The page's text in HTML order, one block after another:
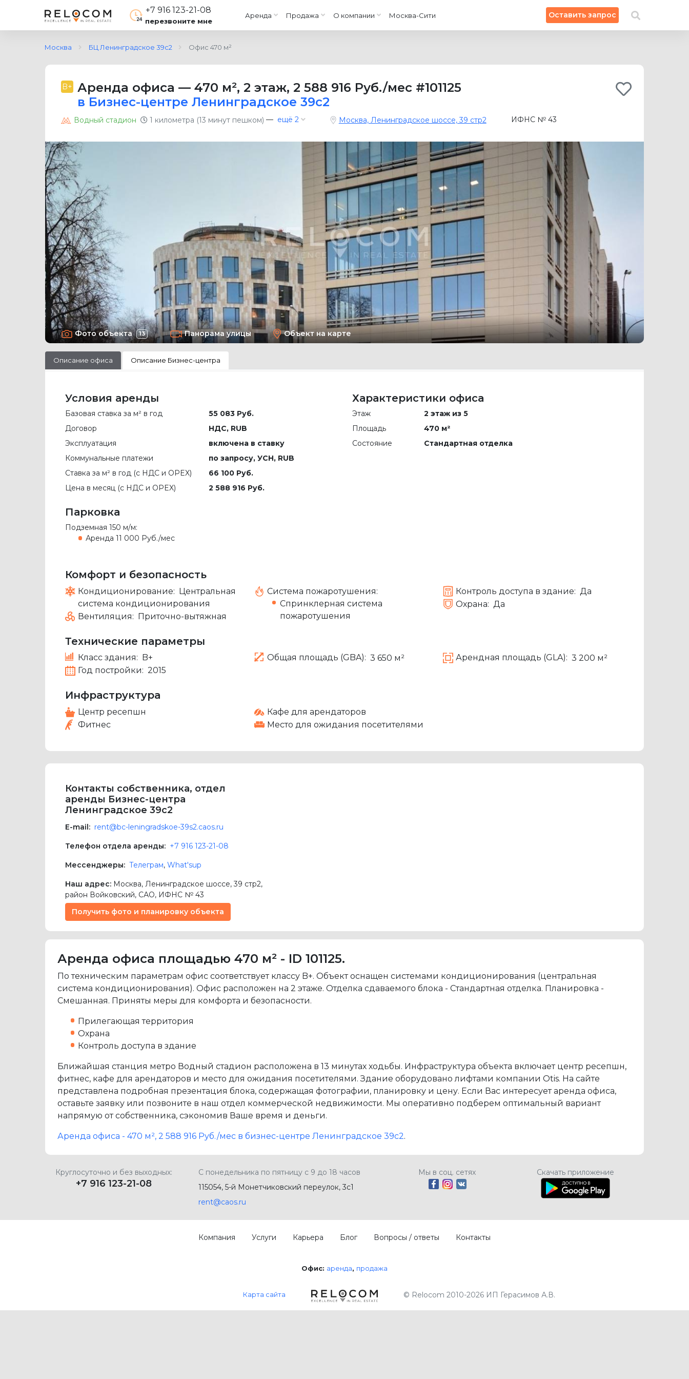
+7 916 123-21-08
перезвоните мне
Аренда Продажа О компании Москва-Сити Оставить запрос
× Искать на карте
Москва БЦ Ленинградское 39с2 Офис 470 м²
B+ Аренда офиса — 470 м², 2 этаж, 2 588 916 Руб./мес #101125
в Бизнес-центре Ленинградское 39с2
Водный стадион 1 километра (13 минут пешком) — ещё 2 Москва, Ленинградское шоссе, 39 стр2 ИФНС № 43
Фото объекта 13 Панорама улицы Объект на карте
Описание офиса Описание Бизнес-центра
Условия аренды
Базовая ставка за м² в год
55 083 Руб.
Договор
НДС, RUB
Эксплуатация
включена в ставку
Коммунальные платежи
по запросу, УСН, RUB
Ставка за м² в год (c НДС и OPEX)
66 100 Руб.
Цена в месяц (с НДС и OPEX)
2 588 916 Руб.
Характеристики офиса
Этаж
2 этаж из 5
Площадь
470 м²
Состояние
Стандартная отделка
Парковка
Подземная 150 м/м:
Аренда 11 000 Руб./мес
Комфорт и безопасность
Кондиционирование: Центральная
система кондиционирования
Вентиляция: Приточно-вытяжная
Система пожаротушения:
Спринклерная система
пожаротушения
Контроль доступа в здание: Да
Охрана: Да
Технические параметры
Класс здания:
B+
Год постройки: 2015
Общая площадь (GBA): 3 650 м² Арендная площадь (GLA): 3 200 м²
Инфраструктура
Центр ресепшн
Фитнес
Кафе для арендаторов
Место для ожидания посетителями
Контакты собственника, отдел
аренды Бизнес-центра
Ленинградское 39с2
E-mail: rent@bc-leningradskoe-39s2.caos.ru
Телефон отдела аренды: +7 916 123-21-08
Мессенджеры: Телеграм, What'sup
Наш адрес: Москва, Ленинградское шоссе, 39 стр2,
район Войковский, САО, ИФНС № 43
Получить фото и планировку объекта
Аренда офиса площадью 470 м² - ID 101125.
По техническим параметрам офис соответствует классу B+. Объект оснащен системами кондиционирования (центральная
система кондиционирования). Офис расположен на 2 этаже. Отделка сдаваемого блока - Стандартная отделка. Планировка -
Смешанная. Приняты меры для комфорта и безопасности.
Прилегающая территория
Охрана
Контроль доступа в здание
Ближайшая станция метро Водный стадион расположена в 13 минутах ходьбы. Инфраструктура объекта включает центр ресепшн,
фитнес, кафе для арендаторов и место для ожидания посетителями. Здание оборудовано лифтами компании Otis. На сайте
представлена подробная презентация блока, содержащая фотографии, планировку и цену. Если Вас интересует аренда офиса,
оставьте заявку или позвоните в наш отдел коммерческой недвижимости. Мы оперативно подберем оптимальный вариант
напрямую от собственника, сэкономив Ваше время и деньги.
Аренда офиса - 470 м², 2 588 916 Руб./мес в бизнес-центре Ленинградское 39с2.
Круглосуточно и без выходных:
+7 916 123-21-08
С понедельника по пятницу с 9 до 18 часов
115054, 5-й Монетчиковский переулок, 3с1
rent@caos.ru
Мы в соц. сетях Скачать приложение
Компания Услуги Карьера Блог Вопросы / ответы Контакты
Офис: аренда продажа
Карта сайта © Relocom 2010-2026 ИП Герасимов А.В.